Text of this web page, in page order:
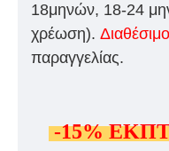
18μηνών, 18-24
χρέωση).
παραγγελίας.
-15%